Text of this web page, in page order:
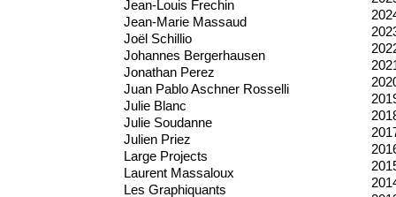
Jean-Louis Frechin
Jean-Marie Massaud
Joël Schillio
Johannes Bergerhausen
Jonathan Perez
Juan Pablo Aschner Rosselli
Julie Blanc
Julie Soudanne
Julien Priez
Large Projects
Laurent Massaloux
Les Graphiquants